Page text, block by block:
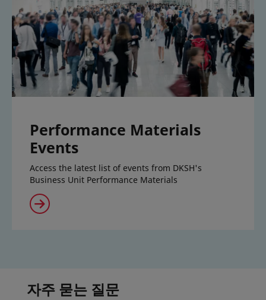
Performance Materials
Events
Access the latest list of events from DKSH's
Business Unit Performance Materials
자주 묻는 질문